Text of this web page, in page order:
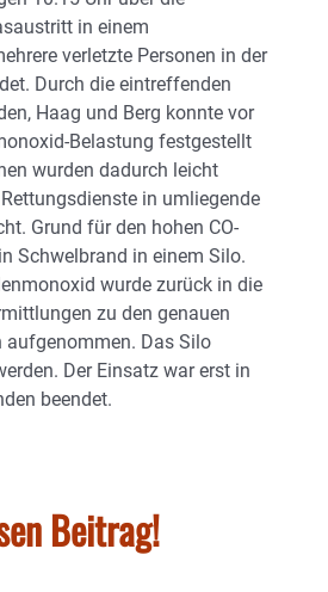
in einem
verletzte Personen in der
Durch die eintreffenden
Haag und Berg konnte vor
Belastung festgestellt
wurden dadurch leicht
in umliegende
Grund für den hohen CO-
Schwelbrand in einem Silo.
wurde zurück in die
zu den genauen
aufgenommen. Das Silo
Der Einsatz war erst in
beendet.
Beitrag!